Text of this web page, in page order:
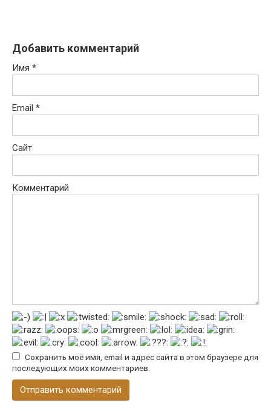
Добавить комментарий
Имя *
Email *
Сайт
Комментарий
Сохранить моё имя, email и адрес сайта в этом браузере для
последующих моих комментариев.